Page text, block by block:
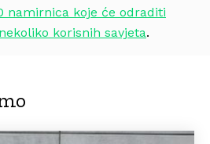
namirnica koje će odraditi
korisnih savjeta.